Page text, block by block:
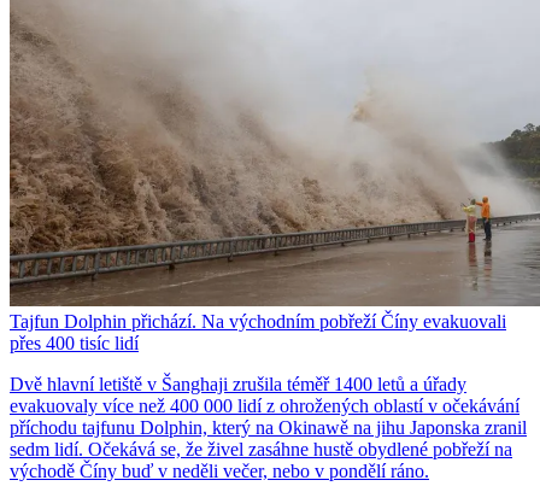
Tajfun Dolphin přichází. Na východním pobřeží Číny evakuovali
přes 400 tisíc lidí
Dvě hlavní letiště v Šanghaji zrušila téměř 1400 letů a úřady
evakuovaly více než 400 000 lidí z ohrožených oblastí v očekávání
příchodu tajfunu Dolphin, který na Okinawě na jihu Japonska zranil
sedm lidí. Očekává se, že živel zasáhne hustě obydlené pobřeží na
východě Číny buď v neděli večer, nebo v pondělí ráno.